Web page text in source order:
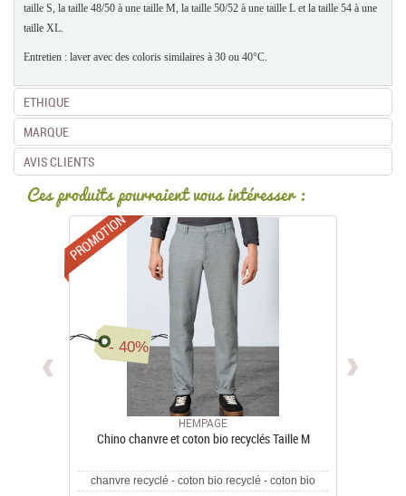
taille S, la taille 48/50 à une taille M, la taille 50/52 à une taille L et la taille 54 à une
taille XL.
Entretien : laver avec des coloris similaires à 30 ou 40°C.
ETHIQUE
MARQUE
AVIS CLIENTS
Ces produits pourraient vous intéresser :
Promotions
- 40%
HEMPAGE
Chino chanvre et coton bio recyclés Taille M
chanvre recyclé - coton bio recyclé - coton bio